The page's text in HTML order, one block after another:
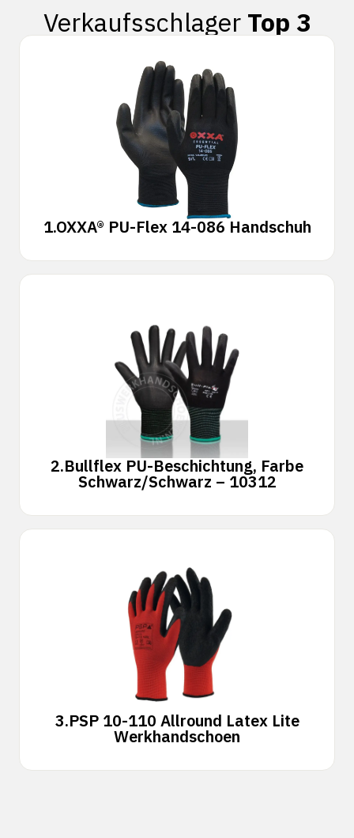
Verkaufsschlager Top 3
1.OXXA® PU-Flex 14-086 Handschuh
2.Bullflex PU-Beschichtung, Farbe
Schwarz/Schwarz – 10312
3.PSP 10-110 Allround Latex Lite
Werkhandschoen